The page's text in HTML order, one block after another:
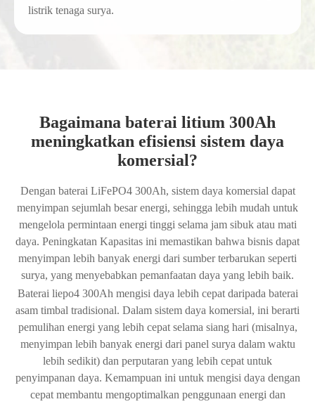
listrik tenaga surya.
Bagaimana baterai litium 300Ah
meningkatkan efisiensi sistem daya
komersial?
Dengan baterai LiFePO4 300Ah, sistem daya komersial dapat
menyimpan sejumlah besar energi, sehingga lebih mudah untuk
mengelola permintaan energi tinggi selama jam sibuk atau mati
daya. Peningkatan Kapasitas ini memastikan bahwa bisnis dapat
menyimpan lebih banyak energi dari sumber terbarukan seperti
surya, yang menyebabkan pemanfaatan daya yang lebih baik.
Baterai liepo4 300Ah mengisi daya lebih cepat daripada baterai
asam timbal tradisional. Dalam sistem daya komersial, ini berarti
pemulihan energi yang lebih cepat selama siang hari (misalnya,
menyimpan lebih banyak energi dari panel surya dalam waktu
lebih sedikit) dan perputaran yang lebih cepat untuk
penyimpanan daya. Kemampuan ini untuk mengisi daya dengan
cepat membantu mengoptimalkan penggunaan energi dan